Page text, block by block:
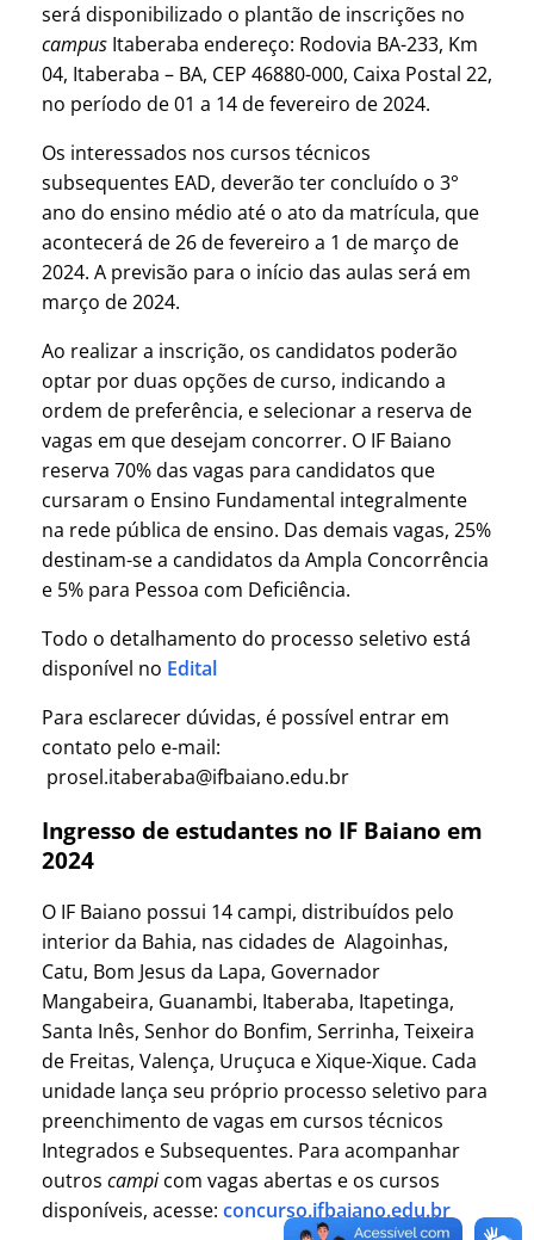
será disponibilizado o plantão de inscrições no
campus Itaberaba endereço: Rodovia BA-233, Km
04, Itaberaba – BA, CEP 46880-000, Caixa Postal 22,
no período de 01 a 14 de fevereiro de 2024.
Os interessados nos cursos técnicos
subsequentes EAD, deverão ter concluído o 3°
ano do ensino médio até o ato da matrícula, que
acontecerá de 26 de fevereiro a 1 de março de
2024. A previsão para o início das aulas será em
março de 2024.
Ao realizar a inscrição, os candidatos poderão
optar por duas opções de curso, indicando a
ordem de preferência, e selecionar a reserva de
vagas em que desejam concorrer. O IF Baiano
reserva 70% das vagas para candidatos que
cursaram o Ensino Fundamental integralmente
na rede pública de ensino. Das demais vagas, 25%
destinam-se a candidatos da Ampla Concorrência
e 5% para Pessoa com Deficiência.
Todo o detalhamento do processo seletivo está
disponível no Edital
Para esclarecer dúvidas, é possível entrar em
contato pelo e-mail:
prosel.itaberaba@ifbaiano.edu.br
Ingresso de estudantes no IF Baiano em
2024
O IF Baiano possui 14 campi, distribuídos pelo
interior da Bahia, nas cidades de Alagoinhas,
Catu, Bom Jesus da Lapa, Governador
Mangabeira, Guanambi, Itaberaba, Itapetinga,
Santa Inês, Senhor do Bonfim, Serrinha, Teixeira
de Freitas, Valença, Uruçuca e Xique-Xique. Cada
unidade lança seu próprio processo seletivo para
preenchimento de vagas em cursos técnicos
Integrados e Subsequentes. Para acompanhar
outros campicom vagas abertas e os cursos
disponíveis, acesse: concurso.ifbaiano.edu.br